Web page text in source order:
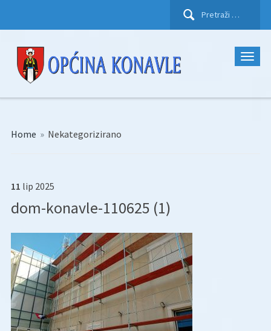
Pretraži:
Home » Nekategorizirano
11 lip 2025
dom-konavle-110625 (1)